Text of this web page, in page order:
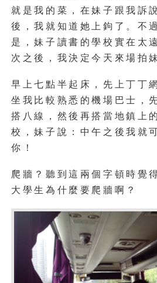
就是我的菜，在妹子跟我訴
後，我就知道她上鉤了。不
是，妹子讀書的學校實在太
次之後，我決定今天來場拍
早上七點半起床，先上丁丁
坐我比較熟悉的機場巴士，
搭八線，然後再搭當地鎮上
校，妹子說：中午之後我就
你！
爬牆？聽到這兩個字頓時覺
大學生為什麼要爬牆啊？